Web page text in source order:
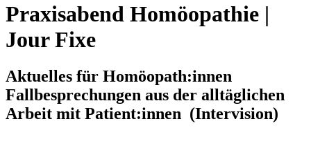
Praxisabend Homöopathie |
Jour Fixe
Aktuelles für Homöopath:innen
Fallbesprechungen aus der alltäglichen
Arbeit mit Patient:innen (Intervision)